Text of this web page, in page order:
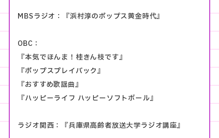
MBSラジオ：『浜村淳のポップス黄金時代』
OBC：
『本気でほんま！桂きん枝です』
『ポップスプレイバック』
『おすすめ歌謡曲』
『ハッピーライフ ハッピーソフトボール』
ラジオ関西：『兵庫県高齢者放送大学ラジオ講座』